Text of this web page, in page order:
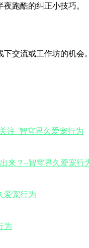
跑酷的纠正小技巧。
交流或工作坊的机会。